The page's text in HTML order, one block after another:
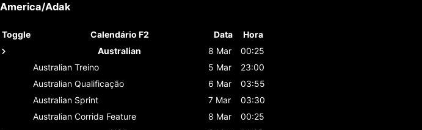
America/Adak
Toggle Calendário F2 Data
Hora
Australian
8 Mar
00:25
Australian Treino 5 Mar
23:00
Australian Qualificação 6 Mar
03:55
Australian Sprint 7 Mar
03:30
Australian Corrida Feature 8 Mar
00:25